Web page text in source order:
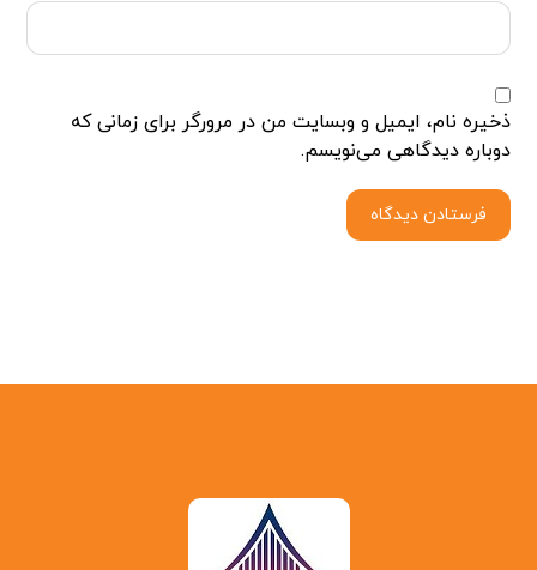
ذخیره نام، ایمیل و وبسایت من در مرورگر برای زمانی که
دوباره دیدگاهی می‌نویسم.
فرستادن دیدگاه